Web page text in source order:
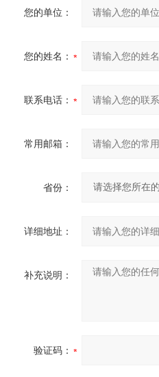
您的单位：
您的姓名：
联系电话：
常用邮箱：
省份：
详细地址：
补充说明：
验证码：